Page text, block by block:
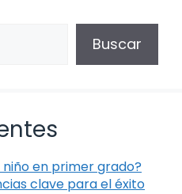
Buscar
en primer grado?
clave para el éxito